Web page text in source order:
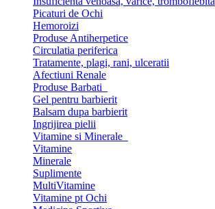
Picaturi de Ochi
Hemoroizi
Produse Antiherpetice
Circulatia periferica
Tratamente, plagi, rani, ulceratii
Afectiuni Renale
Produse Barbati
Gel pentru barbierit
Balsam dupa barbierit
Ingrijirea pielii
Vitamine si Minerale
Vitamine
Minerale
Suplimente
MultiVitamine
Vitamine pt Ochi